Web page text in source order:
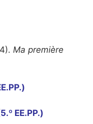
Ma première
EE.PP.)